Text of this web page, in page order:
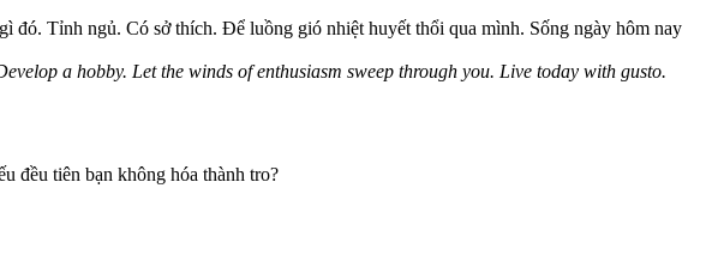
đó. Tỉnh ngủ. Có sở thích. Để luồng gió nhiệt huyết thổi qua mình. Sống ngày hôm nay
a hobby. Let the winds of enthusiasm sweep through you. Live today with gusto.
đều tiên bạn không hóa thành tro?